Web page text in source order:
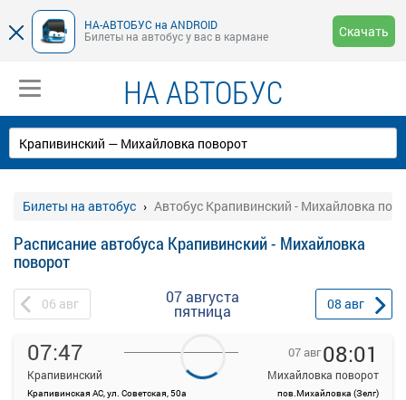
НА-АВТОБУС на ANDROID
Билеты на автобус у вас в кармане
Скачать
НА АВТОБУС
Билеты на автобус Автобус Крапивинский - Михайловка
Расписание автобуса Крапивинский - Михайловка
поворот
06 авг 07 августа
пятница 08 авг
07:47
Крапивинский
Крапивинская АС, ул. Советская, 50а
07 авг08:01
Михайловка поворот
пов.Михайловка (Зелг)